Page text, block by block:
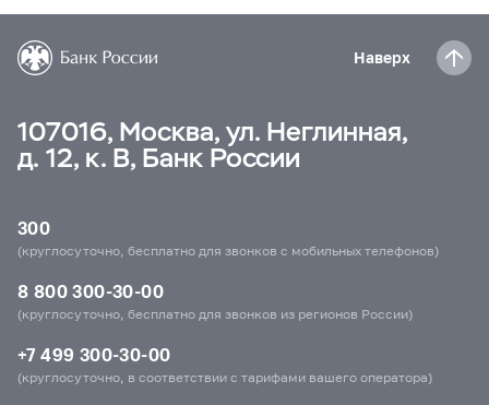
Наверх
107016, Москва, ул. Неглинная,
д. 12, к. В, Банк России
300
(круглосуточно, бесплатно для звонков с мобильных телефонов)
8 800 300-30-00
(круглосуточно, бесплатно для звонков из регионов России)
+7 499 300-30-00
(круглосуточно, в соответствии с тарифами вашего оператора)